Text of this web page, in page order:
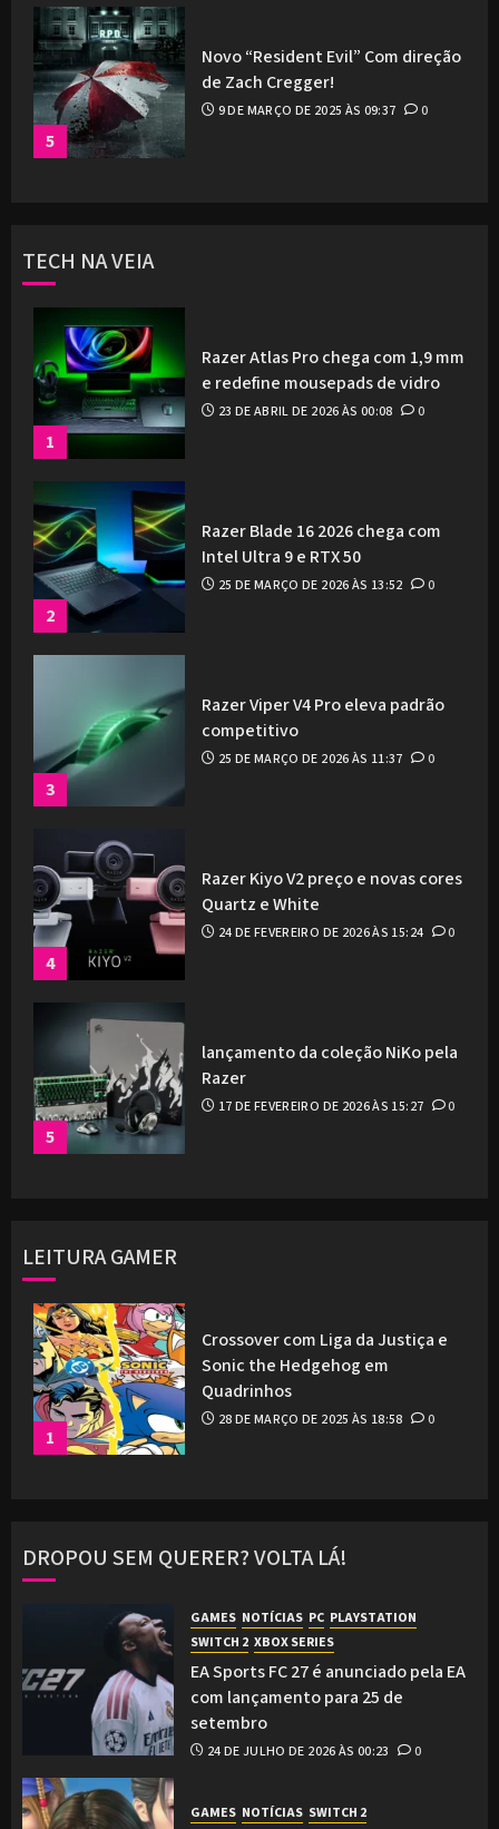
5
Novo “Resident Evil” Com direção
de Zach Cregger!
9 DE MARÇO DE 2025 ÀS 09:37 0
TECH NA VEIA
1
Razer Atlas Pro chega com 1,9 mm
e redefine mousepads de vidro
23 DE ABRIL DE 2026 ÀS 00:08 0
2
Razer Blade 16 2026 chega com
Intel Ultra 9 e RTX 50
25 DE MARÇO DE 2026 ÀS 13:52 0
3
Razer Viper V4 Pro eleva padrão
competitivo
25 DE MARÇO DE 2026 ÀS 11:37 0
4
Razer Kiyo V2 preço e novas cores
Quartz e White
24 DE FEVEREIRO DE 2026 ÀS 15:24 0
5
lançamento da coleção NiKo pela
Razer
17 DE FEVEREIRO DE 2026 ÀS 15:27 0
LEITURA GAMER
1
Crossover com Liga da Justiça e
Sonic the Hedgehog em
Quadrinhos
28 DE MARÇO DE 2025 ÀS 18:58 0
DROPOU SEM QUERER? VOLTA LÁ!
GAMES NOTÍCIAS PC PLAYSTATION
SWITCH 2 XBOX SERIES
EA Sports FC 27 é anunciado pela EA
com lançamento para 25 de
setembro
24 DE JULHO DE 2026 ÀS 00:23 0
GAMES NOTÍCIAS SWITCH 2